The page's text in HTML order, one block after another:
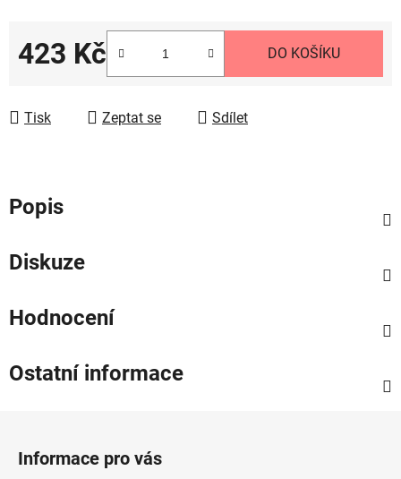
423 Kč DO KOŠÍKU
Tisk Zeptat se Sdílet
Popis
Diskuze
Hodnocení
Ostatní informace
Informace pro vás